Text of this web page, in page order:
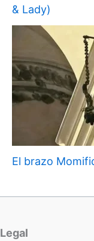
& Lady)
El brazo
Legal